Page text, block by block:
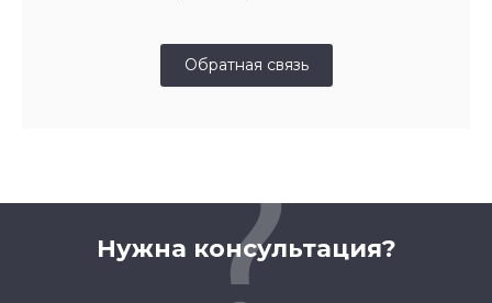
Обратная связь
Нужна консультация?